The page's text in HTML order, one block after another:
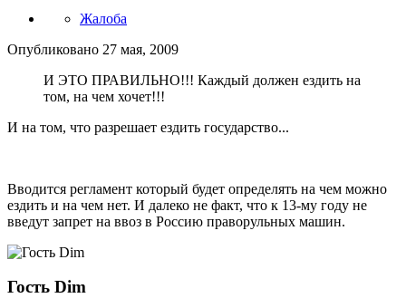
Жалоба
Опубликовано 27 мая, 2009
И ЭТО ПРАВИЛЬНО!!! Каждый должен ездить на
том, на чем хочет!!!
И на том, что разрешает ездить государство...
Вводится регламент который будет определять на чем можно
ездить и на чем нет. И далеко не факт, что к 13-му году не
введут запрет на ввоз в Россию праворульных машин.
Гость Dim